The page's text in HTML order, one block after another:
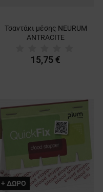
Τσαντάκι μέσης NEURUM
ANTRACITE
15,75 €
+ ΔΩΡΟ